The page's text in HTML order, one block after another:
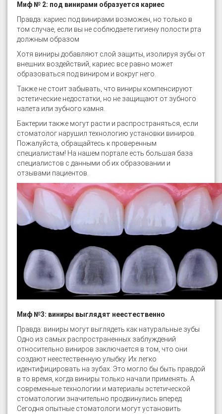
Миф № 2: под винирами образуется кариес
Правда: кариес под винирами возможен, но только в
том случае, если вы не соблюдаете гигиену полости рта
должным образом
Хотя виниры добавляют слой защиты, изолируя зубы от
внешних воздействий, кариес все равно может
образоваться под виниром и вокруг него.
Также не стоит забывать, что виниры компенсируют
эстетические недостатки, но не защищают от зубного
налета или зубного камня.
Бактерии также могут расти и распространяться, если
стоматолог нарушил технологию установки виниров.
Пожалуйста, обращайтесь к проверенным
специалистам! На нашем портале есть большая база
специалистов с данными об их образовании и
отзывами пациентов.
Миф №3: виниры выглядят неестественно
Правда: виниры могут выглядеть как натуральные зубы
Одно из самых распространенных заблуждений
относительно виниров заключается в том, что они
создают неестественную улыбку. Их легко
идентифицировать на зубах. Это могло бы быть правдой
в то время, когда виниры только начали применять. А
современные технологии и материалы эстетической
стоматологии значительно продвинулись вперед.
Сегодня опытные стоматологи могут установить